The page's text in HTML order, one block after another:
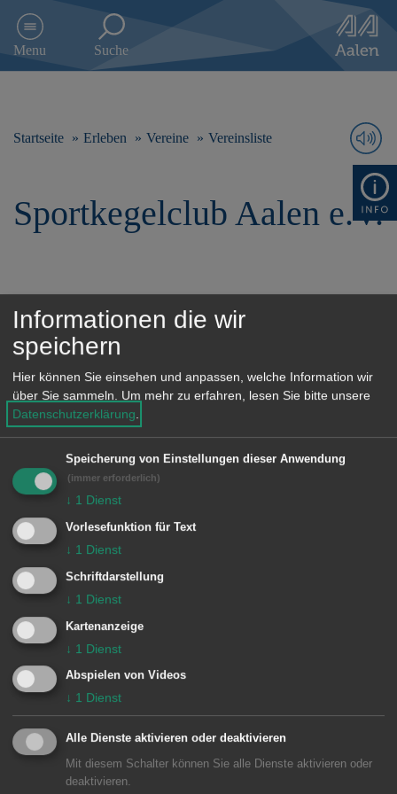
e
s
n
n
Menu Suche
Startseite Erleben Vereine Vereinsliste
Sportkegelclub Aalen e.V.
E-Mail:Schmid-Michael83@web.de
Unsere Anschrift
Rathaus Aalen
Marktplatz 30
73430Aalen
07361 52-0
presseamt@aalen.de
Öffnungszeiten Rathaus Aalen
Subwebs
Informationen die wir
speichern
Hier können Sie einsehen und anpassen, welche Information wir
über Sie sammeln. Um mehr zu erfahren, lesen Sie bitte unsere
Datenschutzerklärung.
Speicherung von Einstellungen dieser Anwendung
(immer erforderlich)
↓ 1 Dienst
Vorlesefunktion für Text
↓ 1 Dienst
Schriftdarstellung
↓ 1 Dienst
Kartenanzeige
↓ 1 Dienst
Abspielen von Videos
↓ 1 Dienst
Alle Dienste aktivieren oder deaktivieren
Mit diesem Schalter können Sie alle Dienste aktivieren oder
deaktivieren.